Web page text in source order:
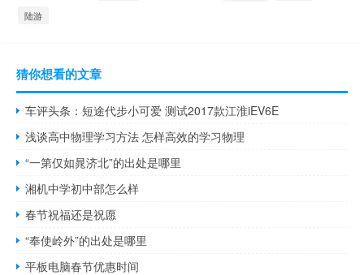
陆游
猜你想看的文章
车评头条：短途代步小可爱 测试2017款江淮iEV6E
浅谈高中物理学习方法 怎样高效的学习物理
“一第仅如晁济北”的出处是哪里
湘机中学初中部怎么样
春节祝福还是祝愿
“奉使岭外”的出处是哪里
平板电脑春节优惠时间